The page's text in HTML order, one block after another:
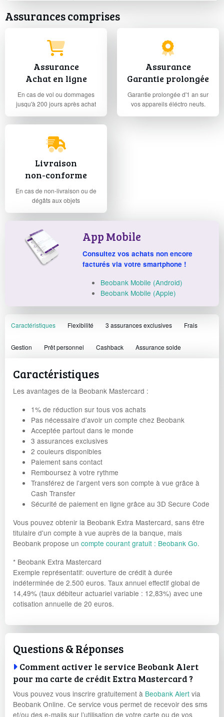
Assurances comprises
Assurance
Achat en ligne
En cas de vol ou dommages
jusqu'à 200 jours après achat
Assurance
Garantie prolongée
Garantie prolongée d'1 an sur
vos appareils éléctro neufs.
Livraison
non-conforme
En cas de non-livraison ou de
dégâts aux objets
App Mobile
Consultez vos achats non encore
facturés via votre smartphone !
Beobank Mobile (Android)
Beobank Mobile (Apple)
Caractéristiques Flexibilité 3 assurances exclusives Frais
Gestion Prêt personnel Cashback Assurance solde
Caractéristiques
Les avantages de la Beobank Mastercard :
1% de réduction sur tous vos achats
Pas nécessaire d'avoir un compte chez Beobank
Acceptée partout dans le monde
3 assurances exclusives
2 couleurs disponibles
Paiement sans contact
Remboursez à votre rythme
Transférez de l'argent vers son compte à vue grâce à
Cash Transfer
Sécurité de paiement en ligne grâce au 3D Secure Code
Vous pouvez obtenir la Beobank Extra Mastercard, sans être
titulaire d'un compte à vue auprès de la banque, mais
Beobank propose un compte courant gratuit : Beobank Go.
* Beobank Extra Mastercard
Exemple représentatif: ouverture de crédit à durée
indéterminée de 2.500 euros. Taux annuel effectif global de
14,49% (taux débiteur actuariel variable : 12,83%) avec une
cotisation annuelle de 20 euros.
Questions & Réponses
Comment activer le service Beobank Alert
pour ma carte de crédit Extra Mastercard ?
Vous pouvez vous inscrire gratuitement à Beobank Alert via
Beobank Online. Ce service vous permet de recevoir des sms
et/ou des e-mails sur l’utilisation de votre carte ou de vos